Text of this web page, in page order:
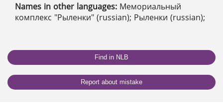
Names in other languages: Мемориальный
комплекс "Рыленки" (russian); Рыленки (russian);
Find in NLB
Report about mistake